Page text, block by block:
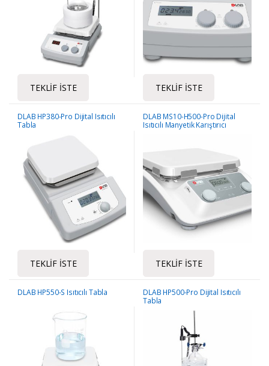
TEKLIF İSTE TEKLIF İSTE
DLAB HP380-Pro Dijital Isıtıcılı
Tabla
TEKLIF İSTE
DLAB MS10-H500-Pro Dijital
Isıtıcılı Manyetik Karıştırıcı
TEKLIF İSTE
DLAB HP550-S Isıtıcılı Tabla
DLAB HP500-Pro Dijital Isıtıcılı
Tabla